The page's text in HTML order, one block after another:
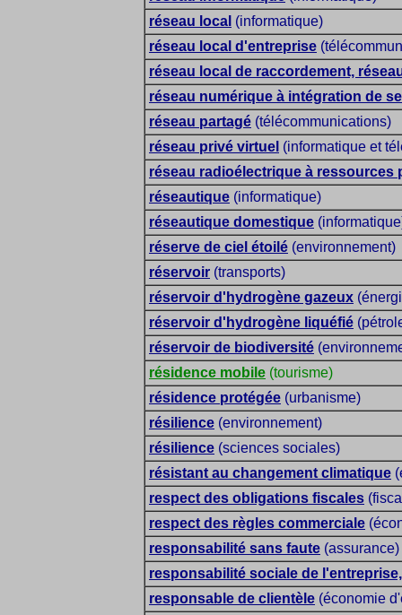
réseau local (informatique)
réseau local d'entreprise
réseau local de raccordement,
réseau numérique à intégration de
réseau partagé (télécommunications)
réseau privé virtuel (informatique et
réseau radioélectrique à ressources
réseautique (informatique)
réseautique domestique
réserve de ciel étoilé (environnement)
réservoir (transports)
réservoir d'hydrogène gazeux
réservoir d'hydrogène liquéfié
réservoir de biodiversité
résidence mobile (tourisme)
résidence protégée (urbanisme)
résilience (environnement)
résilience (sciences sociales)
résistant au changement climatique
respect des obligations fiscales
respect des règles commerciale
responsabilité sans faute (assurance)
responsabilité sociale de
responsable de clientèle (économie